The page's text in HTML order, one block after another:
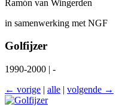
Ramón van Wingerden
in samenwerking met NGF
Golfijzer
1990-2000 | -
← vorige | alle | volgende →